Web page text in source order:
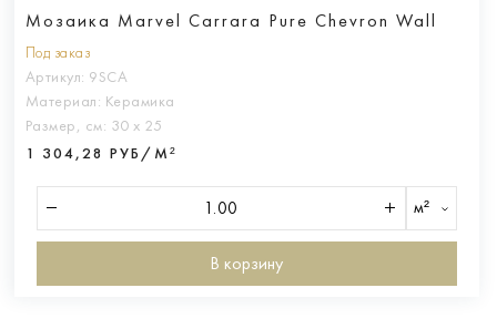
Мозаика Marvel Carrara Pure Chevron Wall
Под заказ
Артикул: 9SCA
Материал: Керамика
Размер, см: 30 х 25
1 304,28 РУБ/М²
м²
В корзину